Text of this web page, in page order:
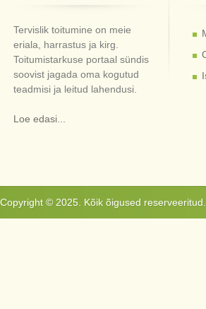
Tervislik toitumine on meie
eriala, harrastus ja kirg.
Toitumistarkuse portaal sündis
soovist jagada oma kogutud
teadmisi ja leitud lahendusi.
Loe edasi...
Copyright © 2025. Kõik õigused